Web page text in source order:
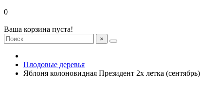
0
Ваша корзина пуста!
×
Плодовые деревья
Яблоня колоновидная Президент 2х летка (сентябрь)